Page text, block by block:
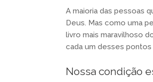
A maioria das pessoas
Deus. Mas como uma
livro mais maravilhoso
cada um desses
Nossa condição